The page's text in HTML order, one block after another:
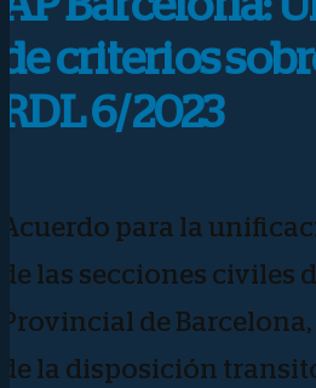
de criterios
RDL 6/2023
Acuerdo para la
de las secciones civiles
Provincial de
de la disposición